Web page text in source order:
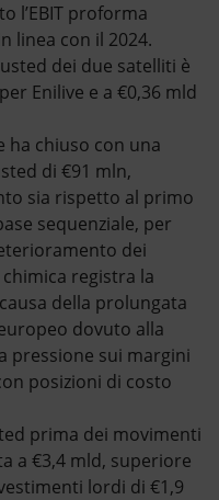
l’EBIT proforma
linea con il 2024.
dei due satelliti è
Enilive e a €0,36 mld
ha chiuso con una
di €91 mln,
sia rispetto al primo
sequenziale, per
dei
chimica registra la
della prolungata
dovuto alla
pressione sui margini
posizioni di costo
prima dei movimenti
a €3,4 mld, superiore
lordi di €1,9